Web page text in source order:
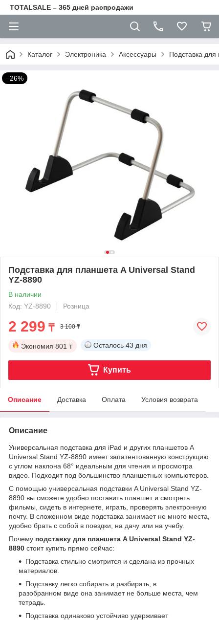
TOTALSALE – 365 дней распродажи
Каталог Электроника Аксессуары Подставка
–26%
Подставка для планшета A Universal Stand
YZ-8890
В наличии
Код: YZ-8890
Розница
2 299 ₸ 3 100 ₸
Экономия 801 ₸ Осталось 43 дня
Купить
Описание Доставка Оплата Условия возврата
Описание
Универсальная подставка для iPad и других планшетов A
Universal Stand YZ-8890 имеет запатентованную конструкцию
с углом наклона 68° идеальным для чтения и просмотра
видео. Подходит под большинство планшетных компьютеров.
С помощью универсальная подставки A Universal Stand YZ-
8890 вы сможете удобно поставить планшет и смотреть
фильмы, сидеть в интернете, играть, проверять электронную
почту. В сложенном виде подставка занимает не много места,
удобно брать с собой в поездки, на дачу или на учебу.
Почему подставку для планшета A Universal Stand YZ-
8890 стоит купить прямо сейчас:
Подставка стильно смотрится и сделана из прочных
материалов.
Подставку легко собирать и разбирать, в
разобранном виде она занимает не больше места, чем
тетрадь.
Подставка одинаково устойчиво удерживает